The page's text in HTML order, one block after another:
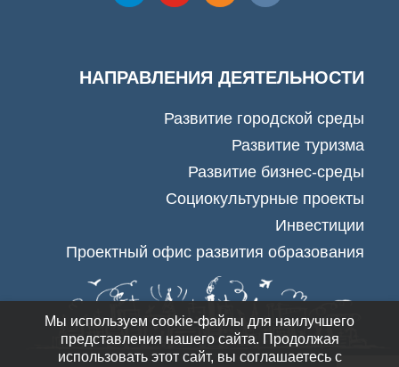
НАПРАВЛЕНИЯ ДЕЯТЕЛЬНОСТИ
Развитие городской среды
Развитие туризма
Развитие бизнес-среды
Социокультурные проекты
Инвестиции
Проектный офис развития образования
Мы используем cookie-файлы для наилучшего
представления нашего сайта. Продолжая
использовать этот сайт, вы соглашаетесь с